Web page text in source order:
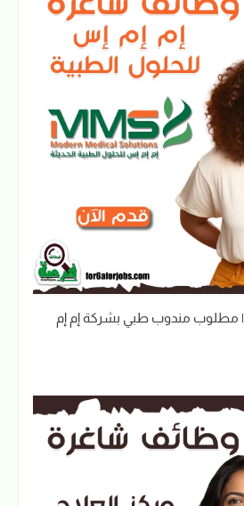
وظائف القضارف 2026 | مطلوب مندوب طبي بشركة إم إم